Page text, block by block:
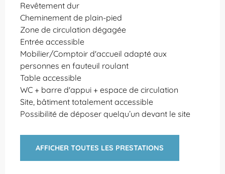
Revêtement dur
Cheminement de plain-pied
Zone de circulation dégagée
Entrée accessible
Mobilier/Comptoir d'accueil adapté aux
personnes en fauteuil roulant
Table accessible
WC + barre d'appui + espace de circulation
Site, bâtiment totalement accessible
Possibilité de déposer quelqu’un devant le site
AFFICHER TOUTES LES PRESTATIONS